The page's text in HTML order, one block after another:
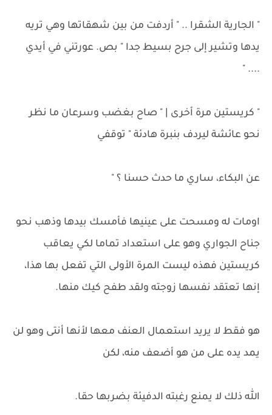
" الجارية الشقرا .. " أردفت من بين شهقاتها وهي تريه
يدها وتشير إلى جرح بسيط جدا " بص. عورتني في أيدي
.... "
" كريستين مرة أخرى | " صاح بغضب وسرعان ما نظر
نحو عائشة ليردف بنبرة هادئة " توقفي
عن البكاء، ساري ما حدث حسنا ؟ "
اومات له ومسحت على عينيها فأمسك بيدها وذهب نحو
جناح الجواري وهو على استعداد تماما لكي يعاقب
كريستين فهذه ليست المرة الأولى التي تفعل بها هذا،
إنها تعتقد نفسها زوجته ولقد طفح كيك منها.
هو فقط لا يريد استعمال العنف معها لأنها أنتى وهو لن
يمد يده على من هو أضعف منه، لكن
الله ذلك لا يمنع رغبته الدفيئة بضربها حقا.